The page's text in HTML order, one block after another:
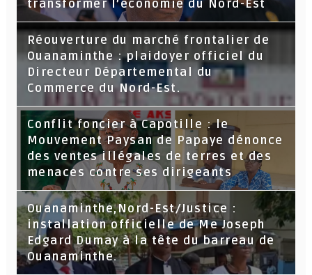
transformer l’économie du Nord-Est
Réouverture du marché frontalier de
Ouanaminthe : plaidoyer officiel du
Directeur Départemental du
Commerce du Nord-Est.
Conflit foncier à Capotille : le
Mouvement Paysan de Papaye dénonce
des ventes illégales de terres et des
menaces contre ses dirigeants
Ouanaminthe,Nord-Est/Justice :
installation officielle de Me Joseph
Edgard Dumay à la tête du barreau de
Ouanaminthe.